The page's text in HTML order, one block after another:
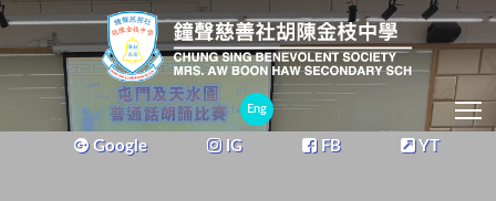
Eng
Google IG FB YT